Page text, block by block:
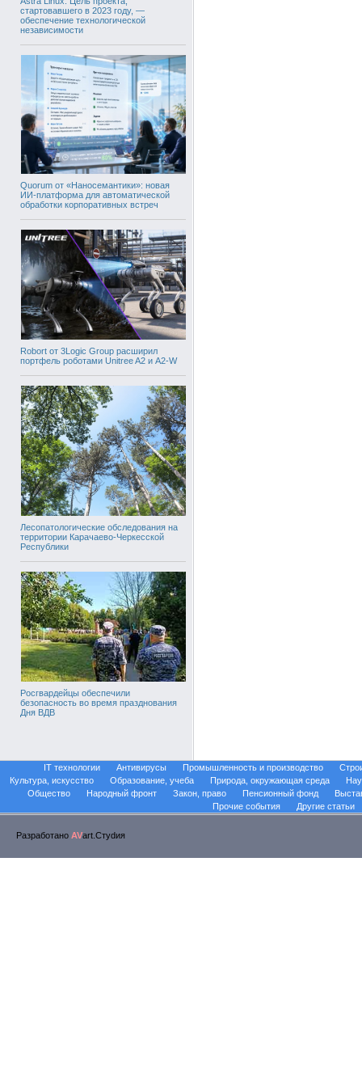
стартовавшего в 2023 году, —
обеспечение технологической
независимости
Quorum от «Наносемантики»: новая
ИИ-платформа для автоматической
обработки корпоративных встреч
Robort от 3Logic Group расширил
портфель роботами Unitree A2 и A2-W
Лесопатологические обследования на
территории Карачаево-Черкесской
Республики
Росгвардейцы обеспечили
безопасность во время празднования
Дня ВДВ
IT технологии Антивирусы Промышленность и производство
Культура, искусство
Образование, учеба Природа, окружающая среда
Общество
Народный фронт Закон, право Пенсионный фонд
Прочие события
Другие статьи
Разработано AVart.Стуdия